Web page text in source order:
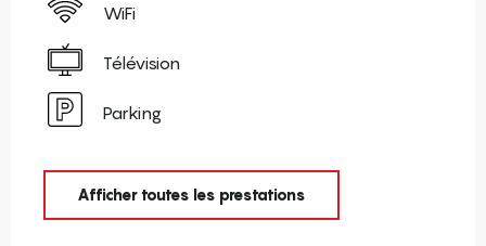
WiFi
Télévision
Parking
Afficher toutes les prestations